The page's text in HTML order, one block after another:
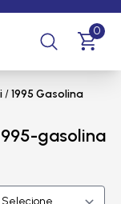
0
/1995 Gasolina
gasolina